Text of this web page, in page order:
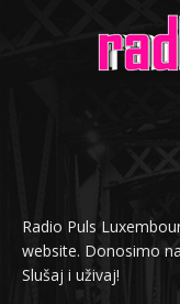
Radio Puls
website. Donosimo
Slušaj i uživaj!